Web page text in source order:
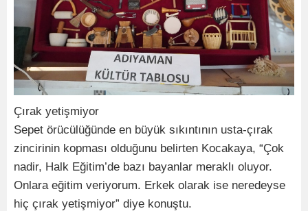
Çırak yetişmiyor
Sepet örücülüğünde en büyük sıkıntının usta-çırak
zincirinin kopması olduğunu belirten Kocakaya, “Çok
nadir, Halk Eğitim’de bazı bayanlar meraklı oluyor.
Onlara eğitim veriyorum. Erkek olarak ise neredeyse
hiç çırak yetişmiyor” diye konuştu.